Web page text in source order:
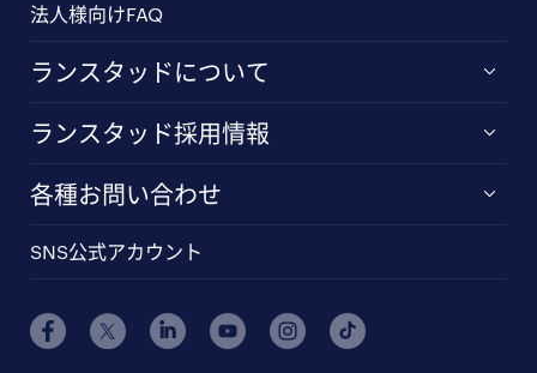
法人様向けFAQ
ランスタッドについて
ランスタッド採用情報
各種お問い合わせ
SNS公式アカウント